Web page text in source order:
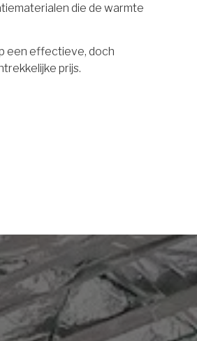
die de warmte
een effectieve, doch
prijs.